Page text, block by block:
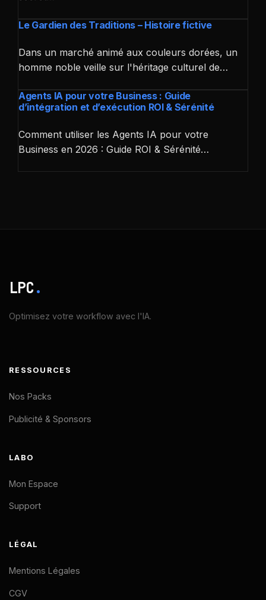
Le Gardien des Traditions – Histoire fictive
Dans un marché animé aux couleurs dorées, un
homme noble veille sur l'héritage culturel de…
Agents IA pour votre Business : Guide
d’intégration et d’exécution ROI & Sérénité
Comment utiliser les Agents IA pour votre
Business en 2026 : Guide ROI & Sérénité…
LPC.
Optimisez votre workflow avec l'IA.
RESSOURCES
Nos Packs
Publicité & Sponsors
LABO
Mon Espace
Support
LÉGAL
Mentions Légales
CGV